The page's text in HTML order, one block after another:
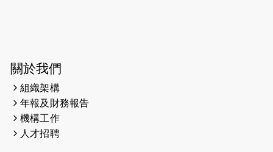
2026-05-28
2026-05-22
2026-05-21
關於我們
組織架構
年報及財務報告
機構工作
人才招聘